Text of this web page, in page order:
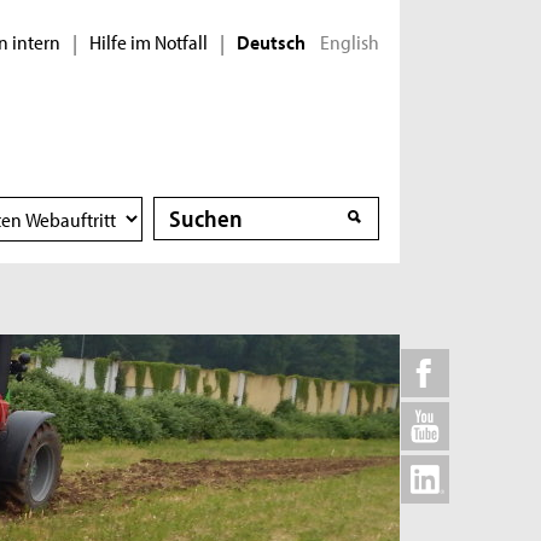
intern | Hilfe im Notfall | Deutsch English
Suche
Suche